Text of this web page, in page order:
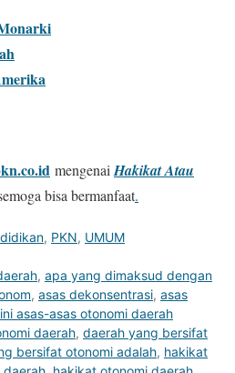
mengenaiHakikat Atau
bisa bermanfaat.
, PKN, UMUM
, apa yang dimaksud dengan
, asas dekonsentrasi, asas
asas-asas otonomi daerah
daerah, daerah yang bersifat
bersifat otonomi adalah, hakikat